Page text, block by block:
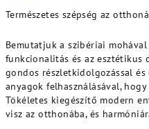
Természetes szépség az
Bemutatjuk a szibériai
funkcionalitás és az esztétikus
gondos részletkidolgozással
anyagok felhasználásával,
Tökéletes kiegészítő modern
visz az otthonába, és